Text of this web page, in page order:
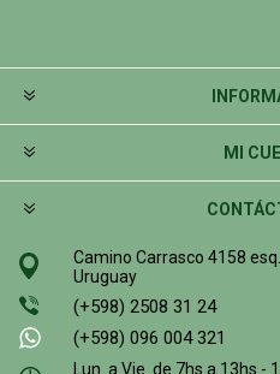
MI
Camino Carrasco 4158
Uruguay
(+598) 2508 31 24
(+598) 096 004 321
Lun. a Vie. de 7hs a 13hs -